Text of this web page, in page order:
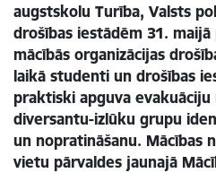
augstskolu Turība, Valsts
drošības iestādēm 31.
mācībās organizācijas
laikā studenti un drošības
praktiski apguva
diversantu-izlūku grupu
un nopratināšanu. Mācības
vietu pārvaldes jaunajā